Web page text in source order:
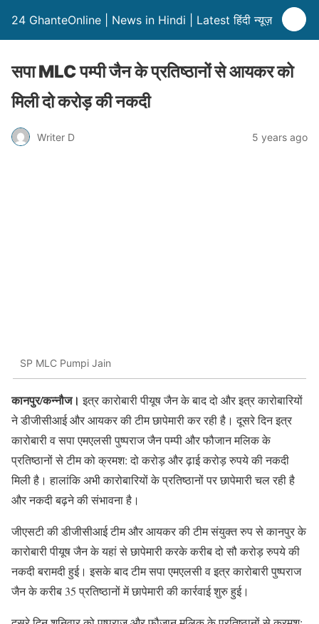
24 GhanteOnline | News in Hindi | Latest हिंदी न्यूज़
सपा MLC पम्पी जैन के प्रतिष्ठानों से आयकर को
मिली दो करोड़ की नकदी
Writer D 5 years ago
SP MLC Pumpi Jain
कानपुर/कन्नौज। इत्र कारोबारी पीयूष जैन के बाद दो और इत्र कारोबारियों
ने डीजीसीआई और आयकर की टीम छापेमारी कर रही है। दूसरे दिन इत्र
कारोबारी व सपा एमएलसी पुष्पराज जैन पम्पी और फौजान मलिक के
प्रतिष्ठानों से टीम को क्रमश: दो करोड़ और ढ़ाई करोड़ रुपये की नकदी
मिली है। हालांकि अभी कारोबारियों के प्रतिष्ठानों पर छापेमारी चल रही है
और नकदी बढ़ने की संभावना है।
जीएसटी की डीजीसीआई टीम और आयकर की टीम संयुक्त रुप से कानपुर के
कारोबारी पीयूष जैन के यहां से छापेमारी करके करीब दो सौ करोड़ रुपये की
नकदी बरामदी हुई। इसके बाद टीम सपा एमएलसी व इत्र कारोबारी पुष्पराज
जैन के करीब 35 प्रतिष्ठानों में छापेमारी की कार्रवाई शुरु हुई।